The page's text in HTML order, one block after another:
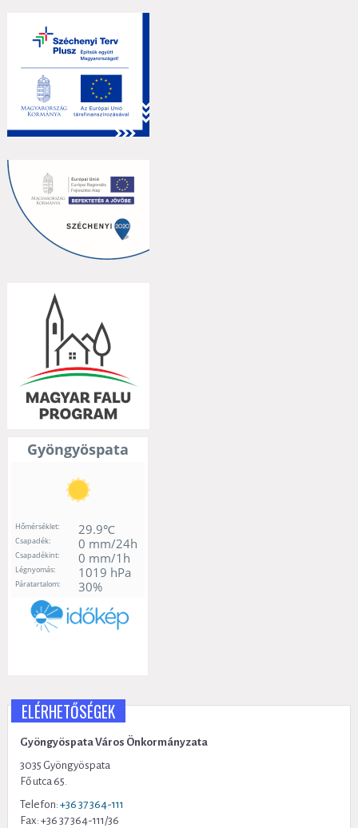
ELÉRHETŐSÉGEK
Gyöngyöspata Város Önkormányzata
3035 Gyöngyöspata
Fő utca 65.
Telefon: +36 37 364-111
Fax: +36 37 364-111/36